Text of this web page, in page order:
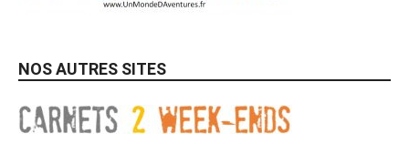
NOS AUTRES SITES